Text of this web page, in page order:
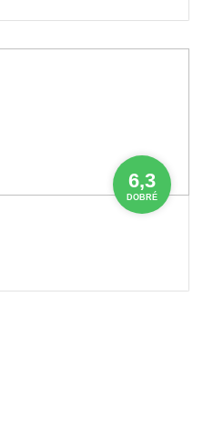
6,3
DOBRÉ